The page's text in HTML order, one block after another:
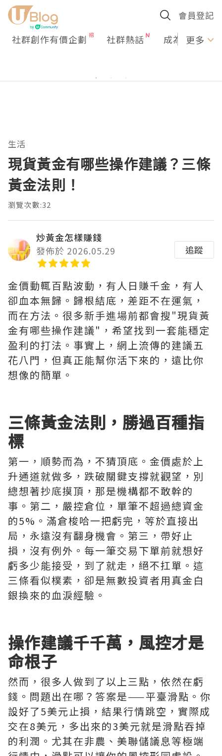
會員登記
社群創作有價企劃 社群熱話 成為U更多
生活
現貨黃金有哪些操作建議？三條
黃金法則！
瀏覽次數:32
炒黃金怎樣賺錢
發佈於 2026.05.29
追蹤
金價動輒百點波動，有人日賺千金，有人
卻血本無歸。歸根結底，差距不在運氣，
而在方法。很多新手進場前都會搜"現貨黃
金有哪些操作建議"，希望找到一套能穩定
盈利的打法。事實上，網上流傳的建議五
花八門，但真正能幫你活下來的，遠比你
想像的簡單。
三條黃金法則，勝過百種指
標
第一，順勢而為，不猜頂底。金價處於上
升通道就做多，跌破關鍵支撐就觀望，別
總想著抄底摸頂，那是機構都不敢幹的
事。第二，嚴控倉位，單筆不超過總資金
的5%。滿倉梭哈一把虧完，等於直接出
局，永遠沒有翻身機會。第三，帶好止
損，沒有例外。每一筆交易下單前就想好
虧多少能接受，到了就走，絕不扛單。這
三條看似樸素，卻是無數投資者用真金白
銀換來的血淚經驗。
操作建議千千萬，風控才是
命根子
然而，很多人做到了以上三點，依然在虧
錢。問題出在哪？答案是——平臺滑點。你
設好了5美元止損，結果行情跳空，實際成
交在8美元，多出來的3美元就是滑點吞掉
的利潤。尤其在非農、美聯儲議息等極端